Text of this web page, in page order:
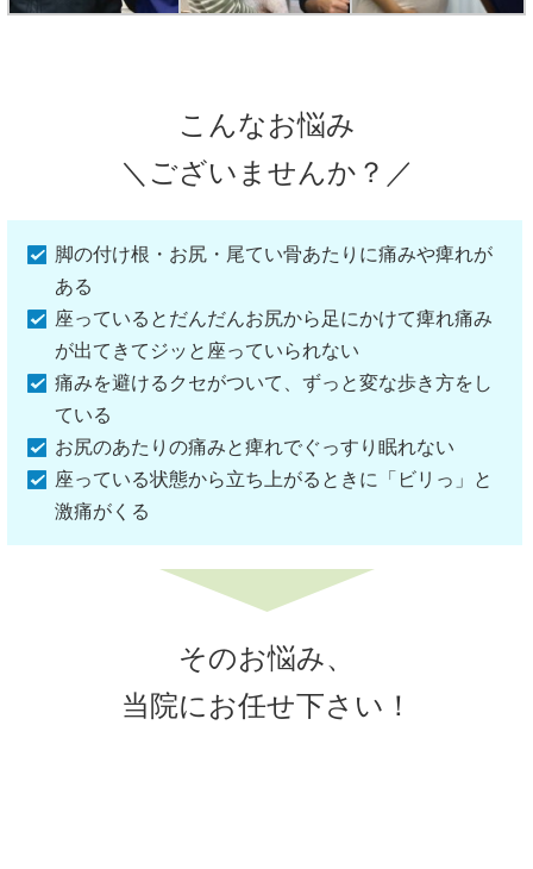
こんなお悩み
＼ございませんか？／
脚の付け根・お尻・尾てい骨あたりに痛みや痺れが
ある
座っているとだんだんお尻から足にかけて痺れ痛み
が出てきてジッと座っていられない
痛みを避けるクセがついて、ずっと変な歩き方をし
ている
お尻のあたりの痛みと痺れでぐっすり眠れない
座っている状態から立ち上がるときに「ビリっ」と
激痛がくる
そのお悩み、
当院にお任せ下さい！